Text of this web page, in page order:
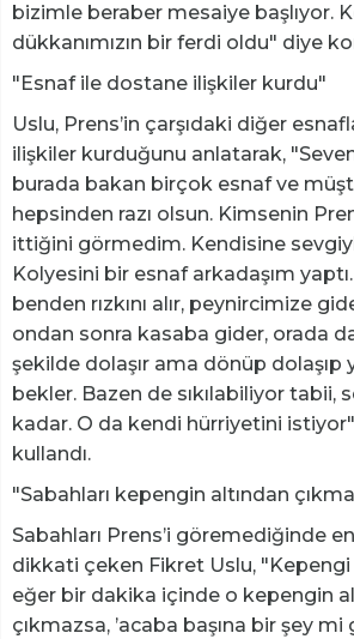
bizimle beraber mesaiye başlıyor.
dükkanımızın bir ferdi oldu" diye
"Esnaf ile dostane ilişkiler kurdu"
Uslu, Prens’in çarşıdaki diğer
ilişkiler kurduğunu anlatarak,
burada bakan birçok esnaf ve
hepsinden razı olsun. Kimsenin
ittiğini görmedim. Kendisine
Kolyesini bir esnaf arkadaşım yaptı.
benden rızkını alır, peynircimize
ondan sonra kasaba gider, orada da
şekilde dolaşır ama dönüp dolaşıp
bekler. Bazen de sıkılabiliyor tabii,
kadar. O da kendi hürriyetini
kullandı.
"Sabahları kepengin altından
Sabahları Prens’i göremediğinde
dikkati çeken Fikret Uslu, "Kepengi
eğer bir dakika içinde o kepengin
çıkmazsa, ’acaba başına bir şey